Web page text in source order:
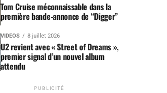
Tom Cruise méconnaissable dans la
première bande-annonce de “Digger”
VIDEOS 8 juillet 2026
U2 revient avec « Street of Dreams »,
premier signal d’un nouvel album
attendu
PUBLICITÉ